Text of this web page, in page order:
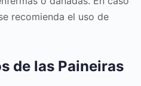
recomienda el uso de
de las Paineiras